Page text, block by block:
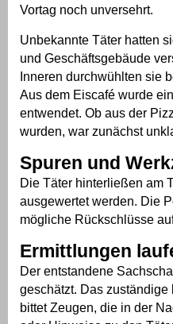
Vortag noch unversehrt.
Unbekannte Täter hatten
und Geschäftsgebäude
Inneren durchwühlten sie
Aus dem Eiscafé wurde
entwendet. Ob aus der
wurden, war zunächst
Spuren und
Die Täter hinterließen am
ausgewertet werden. Die
mögliche Rückschlüsse
Ermittlungen
Der entstandene
geschätzt. Das zuständige
bittet Zeugen, die in der